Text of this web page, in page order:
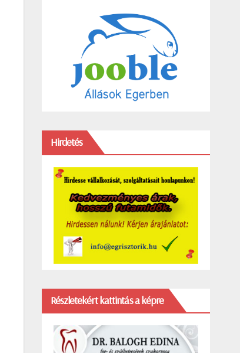
Hirdetés
Részletekért kattintás a képre